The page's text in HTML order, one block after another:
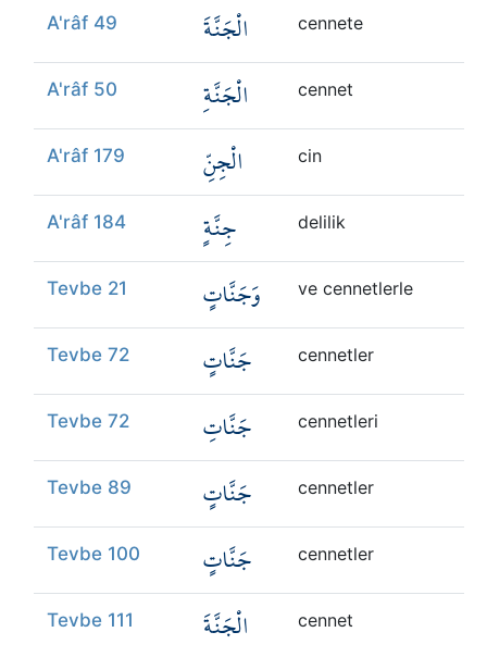
A'râf 49 الْجَنَّةَ cennete
A'râf 50 الْجَنَّةِ cennet
A'râf 179 الْجِنِّ cin
A'râf 184 جِنَّةٍ delilik
Tevbe 21 وَجَنَّاتٍ ve cennetlerle
Tevbe 72 جَنَّاتٍ cennetler
Tevbe 72 جَنَّاتِ cennetleri
Tevbe 89 جَنَّاتٍ cennetler
Tevbe 100 جَنَّاتٍ cennetler
Tevbe 111 الْجَنَّةَ cennet